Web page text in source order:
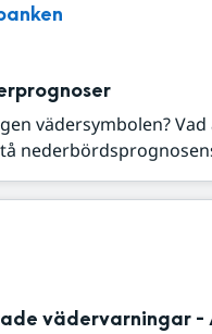
vädersymbolen?
vädervarningar -